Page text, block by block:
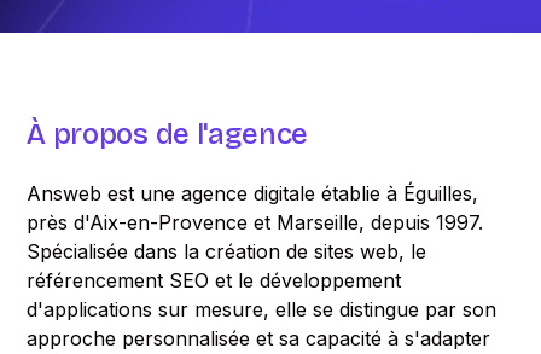
À propos de l'agence
Answeb est une agence digitale établie à Éguilles,
près d'Aix-en-Provence et Marseille, depuis 1997.
Spécialisée dans la création de sites web, le
référencement SEO et le développement
d'applications sur mesure, elle se distingue par son
approche personnalisée et sa capacité à s'adapter